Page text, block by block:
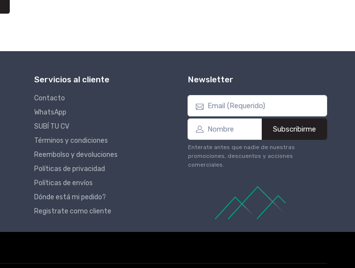
Servicios al cliente
Contacto
WhatsApp
SUBÍ TU CV
Términos y condiciones
Reembolso y devoluciones
Políticas de privacidad
Políticas de envíos
Dónde está mi pedido?
Registrate como cliente
Newsletter
Subscribirme
Enterate antes que nadie de nuestras
promociones, descuentos y acciones
comerciales.